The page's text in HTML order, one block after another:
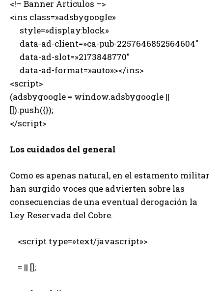
<!– Banner Articulos –>
<ins class=»adsbygoogle»
style=»display:block»
data-ad-client=»ca-pub-2257646852564604″
data-ad-slot=»2173848770″
data-ad-format=»auto»></ins>
<script>
(adsbygoogle = window.adsbygoogle ||
[]).push({});
</script>
Los cuidados del general
Como es apenas natural, en el estamento militar
han surgido voces que advierten sobre las
consecuencias de una eventual derogación la
Ley Reservada del Cobre.
<script type=»text/javascript»>
= || [];